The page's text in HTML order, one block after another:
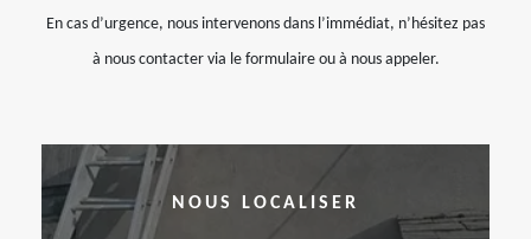
En cas d’urgence, nous intervenons dans l’immédiat, n’hésitez pas
à nous contacter via le formulaire ou à nous appeler.
NOUS LOCALISER